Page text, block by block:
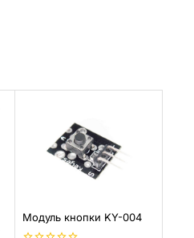
Модуль кнопки KY-004